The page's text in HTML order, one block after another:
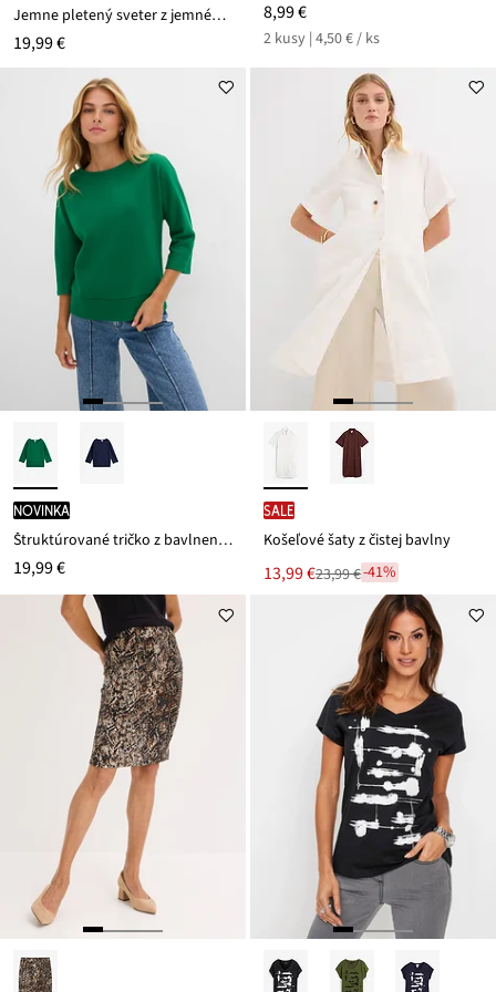
Jemne pletený sveter z jemného viskózového mixu
19,99 €
8,99 €
2 kusy | 4,50 € / ks
novinka
Štruktúrované tričko z bavlneného mixu
19,99 €
SALE
Košeľové šaty z čistej bavlny
Nová
cena
13,99 €
Zľava 23,99 €-41%